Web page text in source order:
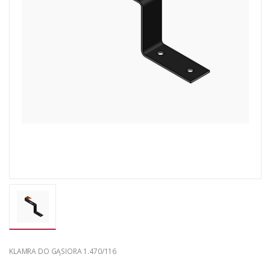
KLAMRA DO GĄSIORA 1.470/116